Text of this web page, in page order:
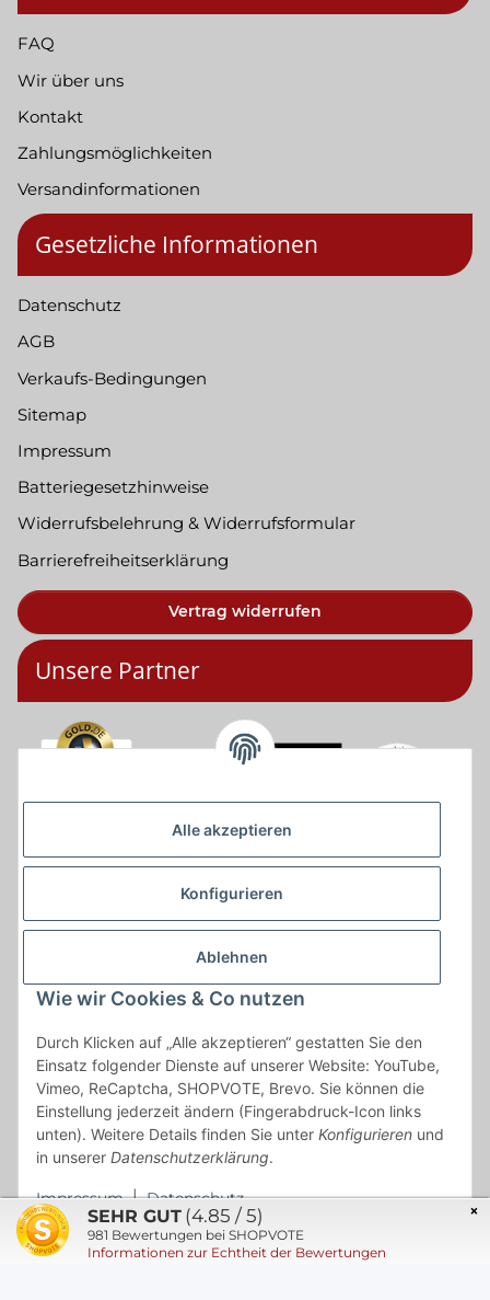
Alle akzeptieren
Konfigurieren
Ablehnen
Wie wir Cookies & Co nutzen
Durch Klicken auf „Alle akzeptieren“ gestatten Sie den
Einsatz folgender Dienste auf unserer Website: YouTube,
Vimeo, ReCaptcha, SHOPVOTE, Brevo. Sie können die
Einstellung jederzeit ändern (Fingerabdruck-Icon links
unten). Weitere Details finden Sie unter Konfigurieren und
in unserer Datenschutzerklärung.
Impressum | Datenschutz
FAQ
Wir über uns
Kontakt
Zahlungsmöglichkeiten
Versandinformationen
Gesetzliche Informationen
Datenschutz
AGB
Verkaufs-Bedingungen
Sitemap
Impressum
Batteriegesetzhinweise
Widerrufsbelehrung & Widerrufsformular
Barrierefreiheitserklärung
Vertrag widerrufen
Unsere Partner
* * Lieferzeiten gelten ab Zahlungseingang und innerhalb
Deutschland.Irrtümer vorbehalten. Angaben zur
Auflagenhöhe, Durchmesser, etc. werden nicht garantiert. Der
sind incl. der gesetzlichen UST und, zzgl.
| Das Angebot
"kostenlose Lieferung" bezieht sich aussließlich auf den
Versand innerhalb Deutschlands (Inseln ausgenommen).
×
SEHR GUT (4.85 / 5)
981 Bewertungen bei SHOPVOTE
Informationen zur Echtheit der Bewertungen